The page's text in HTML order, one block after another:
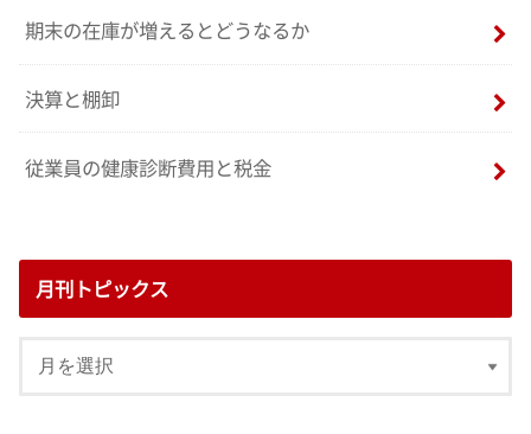
期末の在庫が増えるとどうなるか
決算と棚卸
従業員の健康診断費用と税金
月刊トピックス